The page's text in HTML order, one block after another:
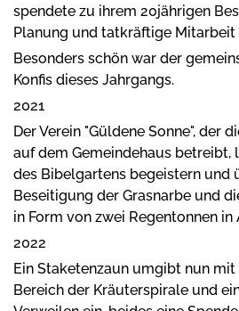
spendete zu ihrem 20jährigen
Planung und tatkräftige
Besonders schön war der
Konfis dieses Jahrgangs.
2021
Der Verein "Güldene Sonne", der
auf dem Gemeindehaus betreibt,
des Bibelgartens begeistern und
Beseitigung der Grasnarbe und
in Form von zwei Regentonnen
2022
Ein Staketenzaun umgibt nun
Bereich der Kräuterspirale und